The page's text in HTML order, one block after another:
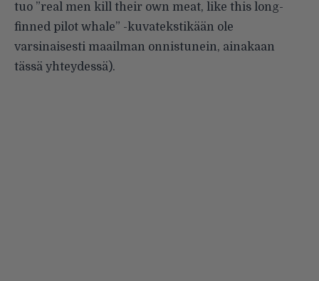
tuo ”real men kill their own meat, like this long-
finned pilot whale” -kuvatekstikään ole
varsinaisesti maailman onnistunein, ainakaan
tässä yhteydessä).